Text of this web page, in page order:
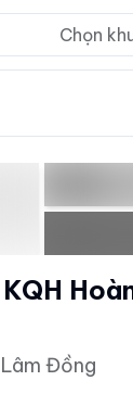
Chọn
Đồng